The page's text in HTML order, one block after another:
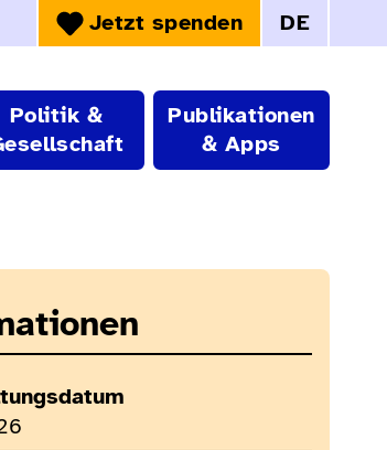
Jetzt spenden Sprachwahl:
DE
Politik &
Publikationen
& Apps